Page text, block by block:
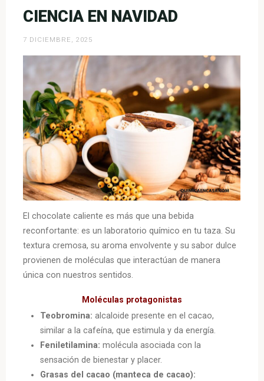
tu
detrás
del
placer»
CIENCIA EN NAVIDAD
7 DICIEMBRE, 2025
El chocolate caliente es más que una bebida
reconfortante: es un laboratorio químico en tu taza. Su
textura cremosa, su aroma envolvente y su sabor dulce
provienen de moléculas que interactúan de manera
única con nuestros sentidos.
Moléculas protagonistas
Teobromina: alcaloide presente en el cacao,
similar a la cafeína, que estimula y da energía.
Feniletilamina: molécula asociada con la
sensación de bienestar y placer.
Grasas del cacao (manteca de cacao):